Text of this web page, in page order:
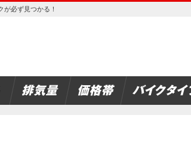
必ず見つかる！